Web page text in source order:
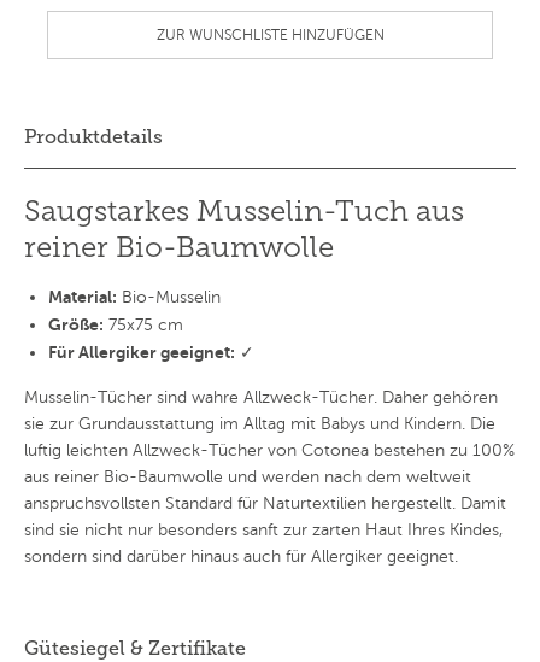
ZUR WUNSCHLISTE HINZUFÜGEN
Produktdetails
Saugstarkes Musselin-Tuch aus
reiner Bio-Baumwolle
Material: Bio-Musselin
Größe: 75x75 cm
Für Allergiker geeignet: ✓
Musselin-Tücher sind wahre Allzweck-Tücher. Daher gehören
sie zur Grundausstattung im Alltag mit Babys und Kindern. Die
luftig leichten Allzweck-Tücher von Cotonea bestehen zu 100%
aus reiner Bio-Baumwolle und werden nach dem weltweit
anspruchsvollsten Standard für Naturtextilien hergestellt. Damit
sind sie nicht nur besonders sanft zur zarten Haut Ihres Kindes,
sondern sind darüber hinaus auch für Allergiker geeignet.
Gütesiegel & Zertifikate